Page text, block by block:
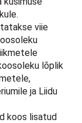
viie
lõplik
ja Liidu
koos lisatud